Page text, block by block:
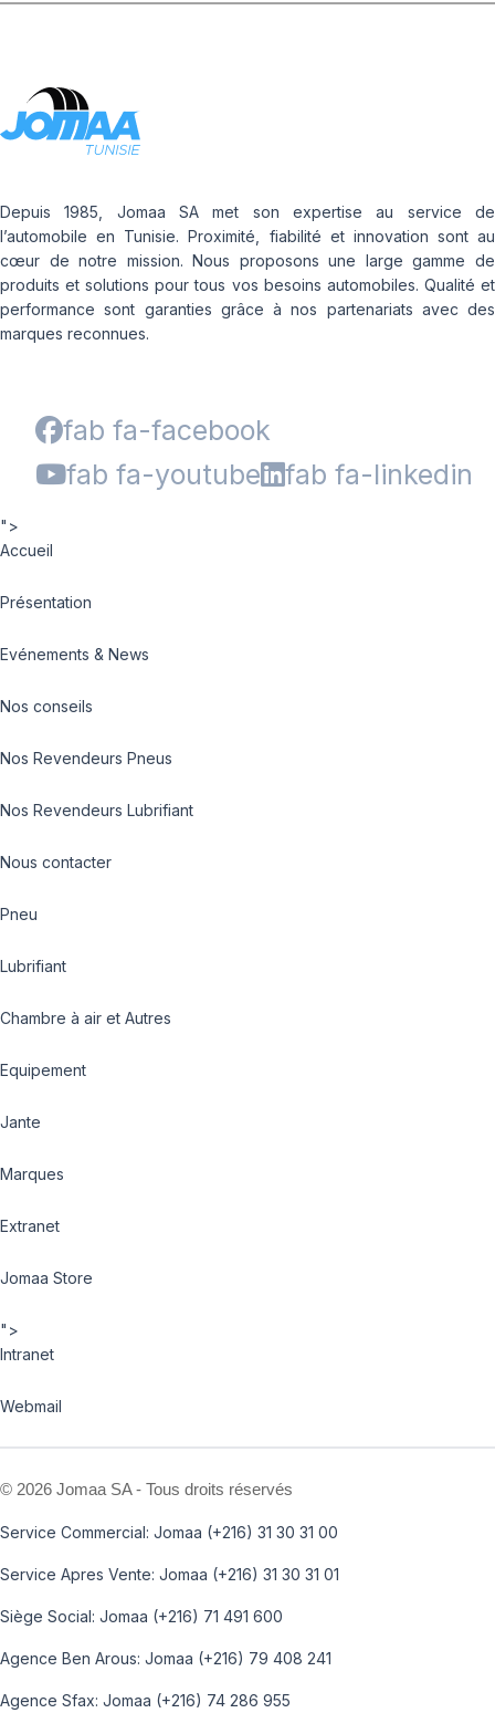
Depuis 1985, Jomaa SA met son expertise au service de
l’automobile en Tunisie. Proximité, fiabilité et innovation sont au
cœur de notre mission. Nous proposons une large gamme de
produits et solutions pour tous vos besoins automobiles. Qualité et
performance sont garanties grâce à nos partenariats avec des
marques reconnues.
fab fa-facebook
fab fa-youtube
fab fa-linkedin
">
Accueil
Présentation
Evénements & News
Nos conseils
Nos Revendeurs Pneus
Nos Revendeurs Lubrifiant
Nous contacter
Pneu
Lubrifiant
Chambre à air et Autres
Equipement
Jante
Marques
Extranet
Jomaa Store
">
Intranet
Webmail
© 2026 Jomaa SA - Tous droits réservés
Service Commercial: Jomaa (+216) 31 30 31 00
Service Apres Vente: Jomaa (+216) 31 30 31 01
Siège Social: Jomaa (+216) 71 491 600
Agence Ben Arous: Jomaa (+216) 79 408 241
Agence Sfax: Jomaa (+216) 74 286 955